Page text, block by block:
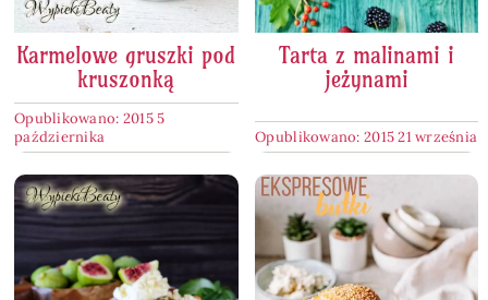
Karmelowe gruszki pod
kruszonką
Opublikowano: 2015 5
października
Tarta z malinami i
jeżynami
Opublikowano: 2015 21 września